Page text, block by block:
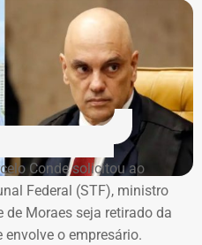
Conde solicitou ao
Federal (STF), ministro
de Moraes seja retirado da
o empresário.